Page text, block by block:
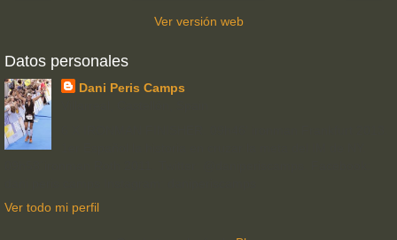
Ver versión web
Datos personales
Dani Peris Camps
Ver todo mi perfil